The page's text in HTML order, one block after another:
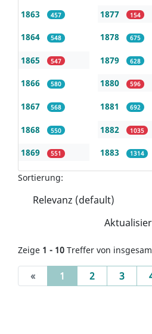
1863 457
1864 548
1865 547
1866 580
1867 568
1868 550
1869 551
1877 154
1878 675
1879 628
1880 596
1881 692
1882 1035
1883 1314
Sortierung:
Zeige 1 - 10 Treffer von
« 1 (current)
2 3